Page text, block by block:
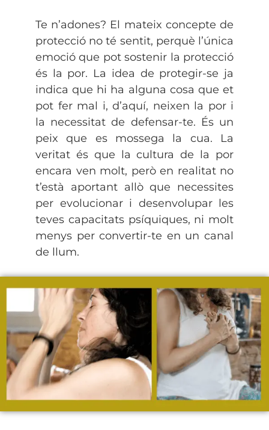
Te n’adones? El mateix concepte de
protecció no té sentit, perquè l’única
emoció que pot sostenir la protecció
és la por. La idea de protegir-se ja
indica que hi ha alguna cosa que et
pot fer mal i, d’aquí, neixen la por i
la necessitat de defensar-te. És un
peix que es mossega la cua. La
veritat és que la cultura de la por
encara ven molt, però en realitat no
t’està aportant allò que necessites
per evolucionar i desenvolupar les
teves capacitats psíquiques, ni molt
menys per convertir-te en un canal
de llum.